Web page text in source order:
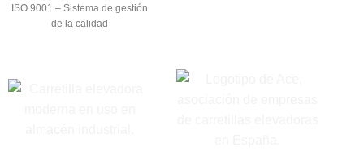
ISO 9001 – Sistema de gestión
de la calidad